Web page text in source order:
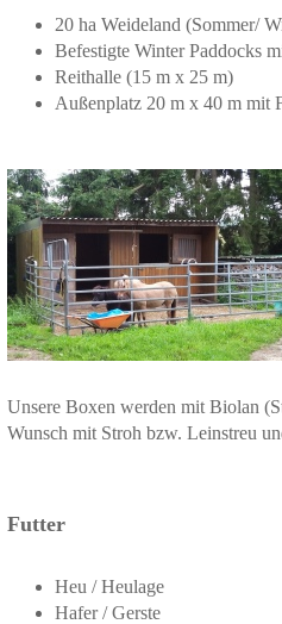
20 ha Weideland (Sommer/
Befestigte Winter Paddocks
Reithalle (15 m x 25 m)
Außenplatz 20 m x 40 m mit
Unsere Boxen werden mit Biolan
Wunsch mit Stroh bzw. Leinstreu
Futter
Heu / Heulage
Hafer / Gerste